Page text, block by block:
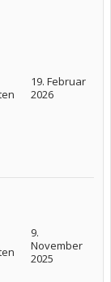
19. Februar
2026
9.
November
2025